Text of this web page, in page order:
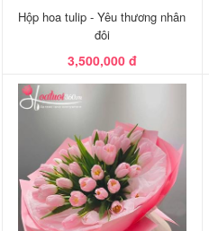
Hộp hoa tulip - Yêu thương nhân
đôi
3,500,000 đ